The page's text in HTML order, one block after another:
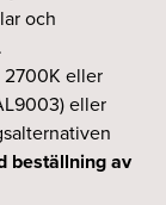
och
2700K eller
eller
beställning av